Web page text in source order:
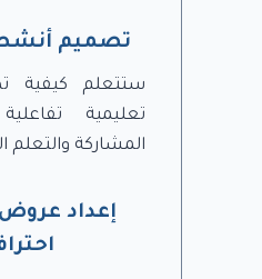
تصميم
ستتعلم كيفية
تعليمية
المشاركة والتعلم
إعداد